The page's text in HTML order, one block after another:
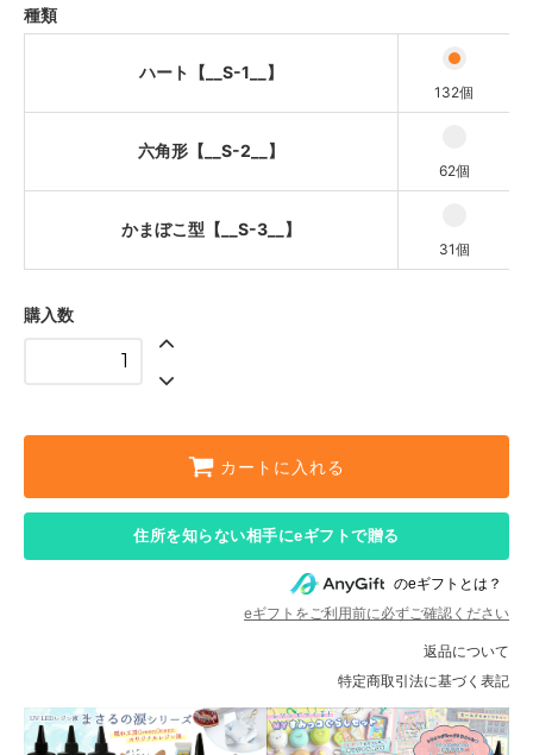
種類
ハート【__S-1__】
132個
六角形【__S-2__】
62個
かまぼこ型【__S-3__】
31個
購入数
カートに入れる
住所を知らない相手にeギフトで贈る
のeギフトとは？
eギフトをご利用前に必ずご確認ください
返品について
特定商取引法に基づく表記